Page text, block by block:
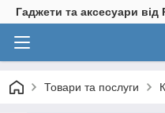
Гаджети та аксесуари
Товари та послуги